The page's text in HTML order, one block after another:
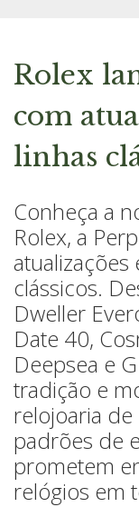
Rolex
com
linhas
Conheça a
Rolex, a
clássicos.
Dweller
Date 40,
Deepsea e
tradição e
relojoaria
padrões de
prometem
relógios em